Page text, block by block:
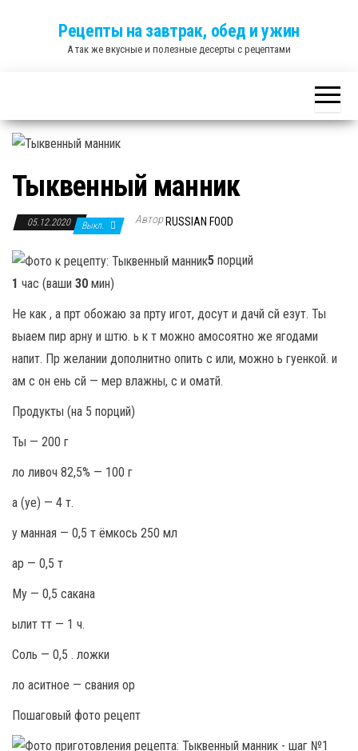
Рецепты на завтрак, обед и ужин
А так же вкусные и полезные десерты с рецептами
Тыквенный манник
05.12.2020 Выкл. Автор RUSSIAN FOOD
5 порций
1 час (ваши 30 мин)
Не как , а прт обожаю за прту игот, досут и дачй сй езут. Ты
выаем пир арну и штю. ь к т можно амосоятно же ягодами
напит. Пр желании дополнитно опить с или, можно ь гуенкой. и
ам с он ень сй — мер влажны, с и оматй.
Продукты (на 5 порций)
Ты — 200 г
ло ливоч 82,5% — 100 г
а (уе) — 4 т.
у манная — 0,5 т ёмкось 250 мл
ар — 0,5 т
Му — 0,5 сакана
ылит тт — 1 ч.
Соль — 0,5 . ложки
ло аситное — свания ор
Пошаговый фото рецепт